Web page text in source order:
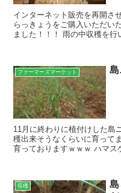
インターネット販売を再開さ
らっきょうをご購入いただい
ました！！！ 雨の中収穫を
ファーマーズマーケット 島
11月に終わりに植付けした島
穫出来そうなくらいに育って
育っておりますｗｗｗ ハマス
収穫
島